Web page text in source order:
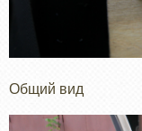
Общий вид